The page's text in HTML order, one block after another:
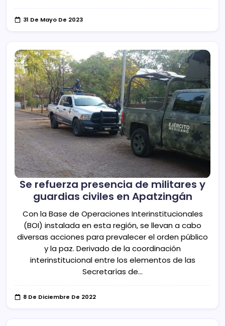
31 De Mayo De 2023
Se refuerza presencia de militares y
guardias civiles en Apatzingán
Con la Base de Operaciones Interinstitucionales
(BOI) instalada en esta región, se llevan a cabo
diversas acciones para prevalecer el orden público
y la paz. Derivado de la coordinación
interinstitucional entre los elementos de las
Secretarías de…
8 De Diciembre De 2022